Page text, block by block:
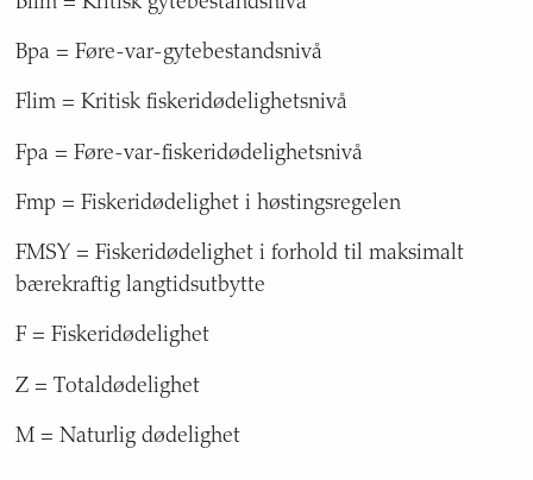
Bpa = Føre-var-gytebestandsnivå
Flim = Kritisk fiskeridødelighetsnivå
Fpa = Føre-var-fiskeridødelighetsnivå
Fmp = Fiskeridødelighet i høstingsregelen
FMSY = Fiskeridødelighet i forhold til maksimalt
bærekraftig langtidsutbytte
F = Fiskeridødelighet
Z = Totaldødelighet
M = Naturlig dødelighet